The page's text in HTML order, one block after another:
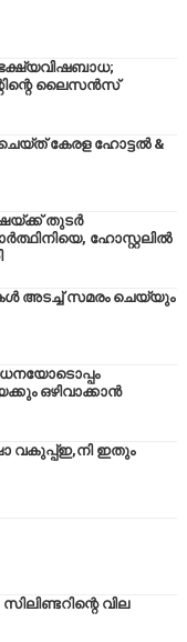
ഭക്ഷ്യവിഷബാധ;
ലൈസൻസ്
കേരള ഹോട്ടൽ &
തുടർ
ഹോസ്റ്റലിൽ
അടച്ച് സമരം ചെയ്യും
ഒഴിവാക്കാന്‍
വകുപ്പ്ഇ,നി ഇതും
വില